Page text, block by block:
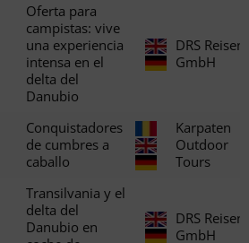
Oferta para
campistas: vive
una experiencia
intensa en el
delta del
Danubio
DRS Reisen
GmbH
Conquistadores
de cumbres a
caballo
Karpaten
Outdoor
Tours
Transilvania y el
delta del
Danubio en
DRS Reisen
GmbH